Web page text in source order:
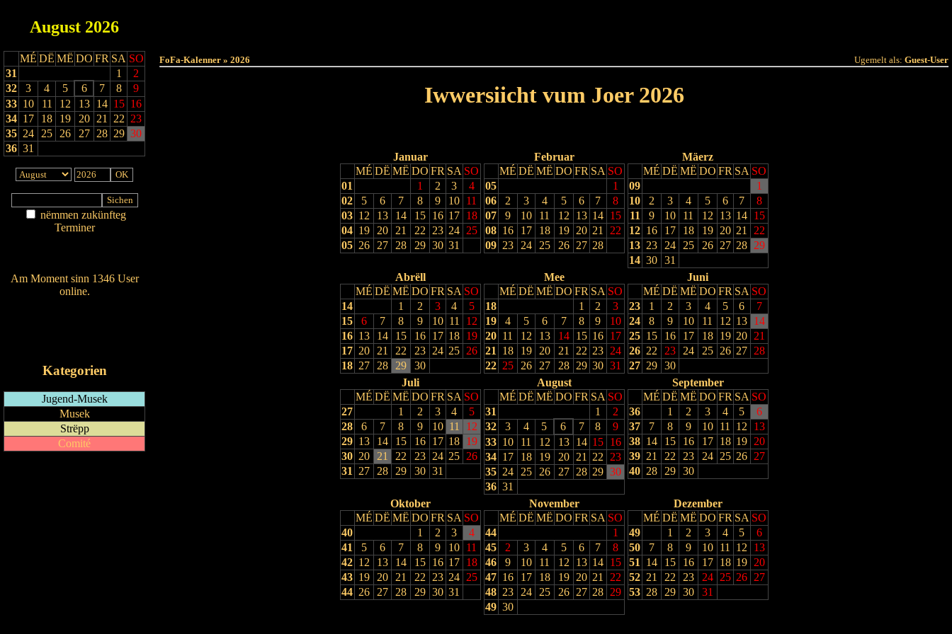
August 2026
MÉ DË MË DO FR SA SO
31
1
2
32
3 4 5 6 7 8
9
33 10 11 12 13 14 15 16
34 17 18 19 20 21 22 23
35 24 25 26 27 28 29 30
36 31
nëmmen zukünfteg
Terminer
Am Moment sinn 1346 User
online.
Kategorien
Jugend-Musek
Musek
Strëpp
Comité
FoFa-Kalenner » 2026 Ugemelt als: Guest-User
Iwwersiicht vum Joer 2026
Januar
MÉ DË MË DO FR SA SO
01
1 2 3
4
02
5 6 7 8 9 10 11
03 12 13 14 15 16 17 18
04 19 20 21 22 23 24 25
05 26 27 28 29 30 31
Februar
MÉ DË MË DO FR SA SO
05
1
06
2 3 4 5 6 7
8
07
9 10 11 12 13 14 15
08 16 17 18 19 20 21
22
09 23 24 25 26 27 28
Mäerz
MÉ DË MË DO FR SA SO
09
1
10
2 3 4 5 6 7
8
11
9 10 11 12 13 14 15
12 16 17 18 19 20 21
22
13 23 24 25 26 27 28 29
14 30
31
Abrëll
MÉ DË MË DO FR SA SO
14
1 2 3 4
5
15
6 7 8 9 10 11
12
16 13 14 15 16 17 18 19
17 20 21 22 23 24 25 26
18 27 28 29 30
Mee
MÉ DË MË DO FR SA SO
18
1 2
3
19
4 5 6 7 8 9
10
20 11 12 13 14 15 16 17
21
18 19 20 21 22 23 24
22 25 26 27 28 29 30 31
Juni
MÉ DË MË DO FR SA SO
23
1 2 3 4 5 6
7
24
8 9 10 11 12 13 14
25 15 16 17 18 19 20 21
26 22 23 24 25 26 27 28
27 29
30
Juli
MÉ DË MË DO FR SA SO
27
1 2 3 4
5
28
6 7 8 9 10 11
12
29 13 14 15 16 17 18 19
30 20 21 22 23 24 25 26
31
27 28 29 30 31
August
MÉ DË MË DO FR SA SO
31
1
2
32
3 4 5 6 7 8
9
33 10 11 12 13 14 15 16
34 17 18 19 20 21 22
23
35 24 25 26 27 28 29 30
36 31
September
MÉ DË MË DO FR SA SO
36
1 2 3 4 5
6
37
7 8 9 10 11 12
13
38 14 15 16 17 18 19 20
39 21 22 23 24 25 26 27
40 28 29 30
Oktober
MÉ DË MË DO FR SA SO
40
1 2 3
4
41
5 6 7 8 9 10 11
42 12 13 14 15 16 17 18
43 19 20 21 22 23 24 25
44 26 27 28 29 30 31
November
MÉ DË MË DO FR SA SO
44
1
45
2 3 4 5 6 7
8
46
9 10 11 12 13 14 15
47 16 17 18 19 20 21
22
48 23 24 25 26 27 28 29
49 30
Dezember
MÉ DË MË DO FR SA SO
49
1 2 3 4 5
6
50
7 8 9 10 11 12
13
51
14 15 16 17 18 19 20
52 21 22 23 24 25 26 27
53 28 29 30 31